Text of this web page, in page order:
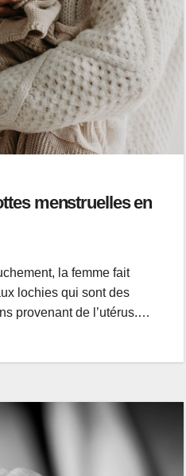
menstruelles en
la femme fait
lochies qui sont des
provenant de l’utérus.…